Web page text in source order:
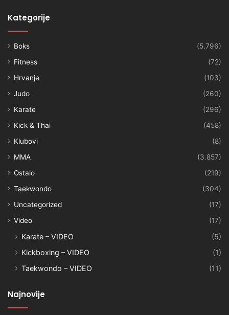
Kategorije
Boks
(5.796)
Fitness
(72)
Hrvanje
(103)
Judo
(260)
Karate
(296)
Kick & Thai
(458)
Klubovi
(8)
MMA
(3.857)
Ostalo
(219)
Taekwondo
(304)
Uncategorized
(17)
Video
(17)
Karate – VIDEO
(5)
Kickboxing – VIDEO
(1)
Taekwondo – VIDEO
(11)
Najnovije